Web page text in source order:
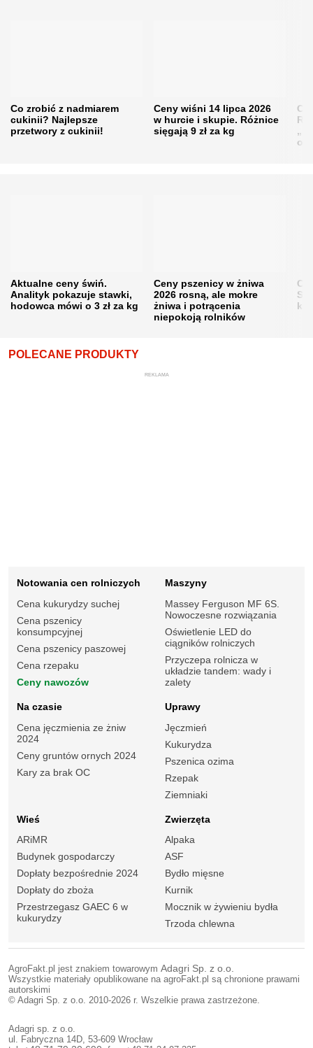
Co zrobić z nadmiarem
cukinii? Najlepsze
przetwory z cukinii!
Ceny wiśni 14 lipca 2026
w hurcie i skupie. Różnice
sięgają 9 zł za kg
Aktualne ceny świń.
Analityk pokazuje stawki,
hodowca mówi o 3 zł za kg
Ceny pszenicy w żniwa
2026 rosną, ale mokre
żniwa i potrącenia
niepokoją rolników
POLECANE PRODUKTY
REKLAMA
Notowania cen rolniczych
Cena kukurydzy suchej
Cena pszenicy
konsumpcyjnej
Cena pszenicy paszowej
Cena rzepaku
Ceny nawozów
Maszyny
Massey Ferguson MF 6S.
Nowoczesne rozwiązania
Oświetlenie LED do
ciągników rolniczych
Przyczepa rolnicza w
układzie tandem: wady i
zalety
Na czasie
Cena jęczmienia ze żniw
2024
Ceny gruntów ornych 2024
Kary za brak OC
Uprawy
Jęczmień
Kukurydza
Pszenica ozima
Rzepak
Ziemniaki
Wieś
ARiMR
Budynek gospodarczy
Dopłaty bezpośrednie 2024
Dopłaty do zboża
Przestrzegasz GAEC 6 w
kukurydzy
Zwierzęta
Alpaka
ASF
Bydło mięsne
Kurnik
Mocznik w żywieniu bydła
Trzoda chlewna
AgroFakt.pl jest znakiem towarowym Adagri Sp. z o.o.
Wszystkie materiały opublikowane na agroFakt.pl są chronione prawami
autorskimi
© Adagri Sp. z o.o. 2010-2026 r. Wszelkie prawa zastrzeżone.
Adagri sp. z o.o.
ul. Fabryczna 14D, 53-609 Wrocław